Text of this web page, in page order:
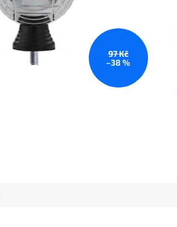
97 Kč
–38 %